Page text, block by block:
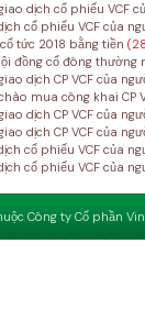
dịch cổ phiếu VCF
cổ phiếu VCF của
tức 2018 bằng tiền
đồng cổ đông thường
dịch CP VCF của
mua công khai CP
dịch CP VCF của
dịch CP VCF của
cổ phiếu VCF của
cổ phiếu VCF của
Công ty Cổ phần